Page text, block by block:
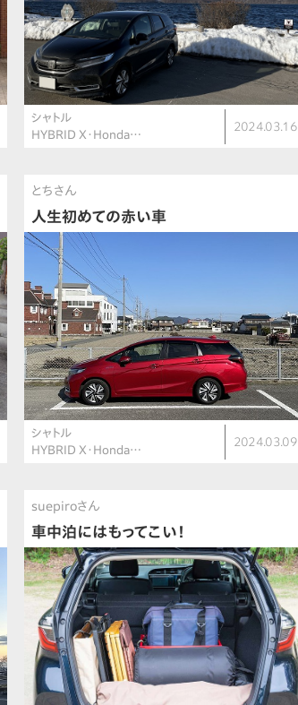
シャトル
HYBRID X・Honda…
2024.03.16
とちさん
人生初めての赤い車
シャトル
HYBRID X・Honda…
2024.03.09
suepiroさん
車中泊にはもってこい！